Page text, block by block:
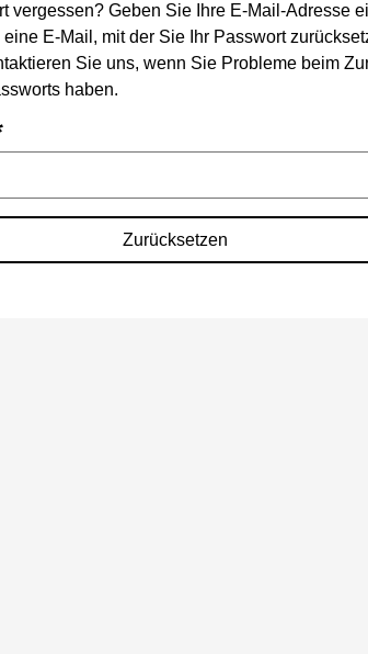
vergessen? Geben Sie Ihre E-Mail-Adresse
E-Mail, mit der Sie Ihr Passwort
Sie uns, wenn Sie Probleme beim
haben.
Zurücksetzen